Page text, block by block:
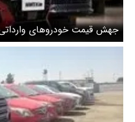
جهش قیمت خودروهای